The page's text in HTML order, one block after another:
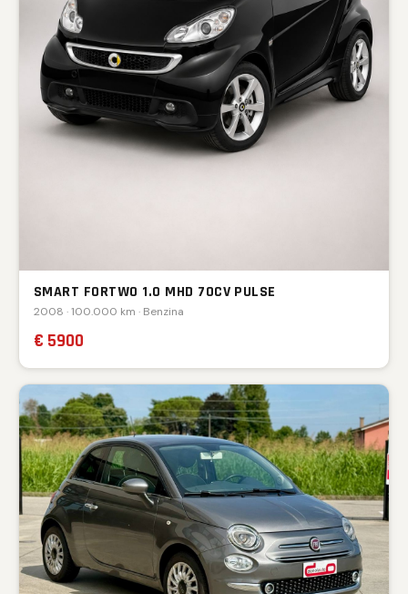
SMART FORTWO 1.0 MHD 70CV PULSE
2008 · 100.000 km · Benzina
€ 5900